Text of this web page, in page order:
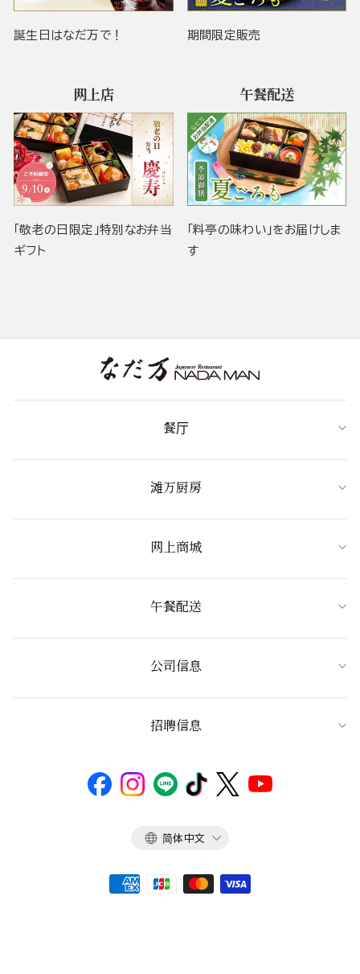
誕生日はなだ万で！ 期間限定販売
网上店
「敬老の日限定」特別なお弁当
ギフト
午餐配送
「料亭の味わい」をお届けしま
す
餐厅
滩万厨房
网上商城
午餐配送
公司信息
招聘信息
语
简体中文